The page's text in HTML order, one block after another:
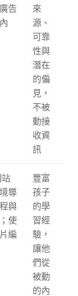
告
來
源、
可靠
性與
潛在
的偏
見，
不被
動接
收資
訊
站
導
與
使
編
豐富
孩子
的學
習經
驗，
讓他
們從
被動
的內